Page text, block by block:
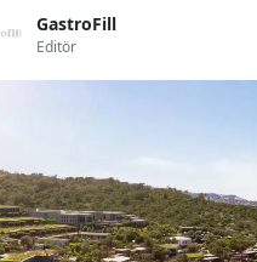
GastroFill
Editör